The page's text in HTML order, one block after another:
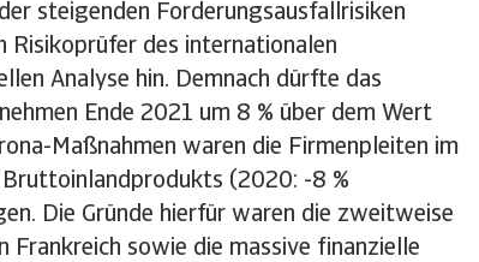
steigenden Forderungsausfallrisiken
Risikoprüfer des internationalen
Analyse hin. Demnach dürfte das
Ende 2021 um 8 % über dem Wert
Maßnahmen waren die Firmenpleiten im
(2020: -8 %
Die Gründe hierfür waren die zweitweise
sowie die massive finanzielle